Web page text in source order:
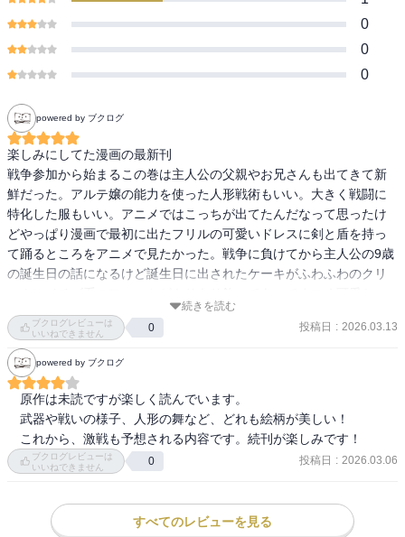
0
0
0
powered by ブクログ
楽しみにしてた漫画の最新刊
戦争参加から始まるこの巻は主人公の父親やお兄さんも出てきて新
鮮だった。アルテ嬢の能力を使った人形戦術もいい。大きく戦闘に
特化した服もいい。アニメではこっちが出てたんだなって思ったけ
どやっぱり漫画で最初に出たフリルの可愛いドレスに剣と盾を持っ
て踊るところをアニメで見たかった。戦争に負けてから主人公の9歳
の誕生日の話になるけど誕生日に出されたケーキがふわふわのクリ
たな
続きを読む
ブクログレビューは
いいねできません
0 投稿日 : 2026.03.13
powered by ブクログ
原作は未読ですが楽しく読んでいます。
武器や戦いの様子、人形の舞など、どれも絵柄が美しい！
これから、激戦も予想される内容です。続刊が楽しみです！
ブクログレビューは
いいねできません
0 投稿日 : 2026.03.06
すべてのレビューを見る